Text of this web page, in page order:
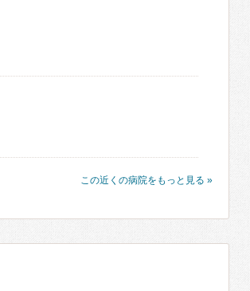
この近くの病院をもっと見る »